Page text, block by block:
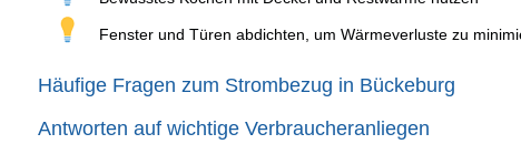
Fenster und Türen abdichten, um Wärmeverluste zu
Häufige Fragen zum Strombezug in Bückeburg
Antworten auf wichtige Verbraucheranliegen